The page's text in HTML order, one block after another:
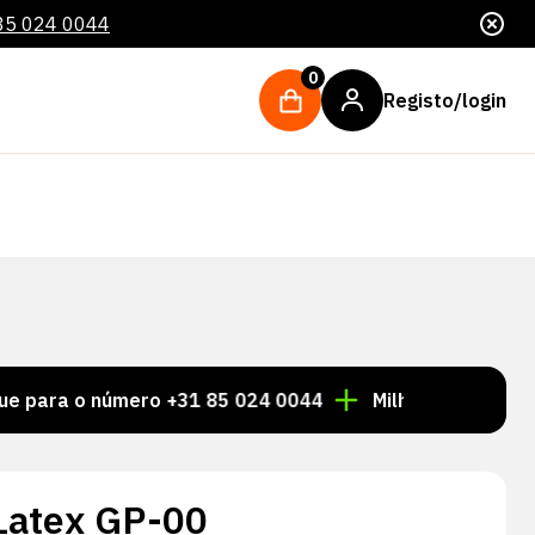
024 0044
0
Registo/login
+31 85 024 0044 Milhares de artigos
GP-00